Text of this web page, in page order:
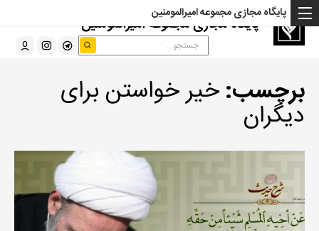
پایگاه مجازی مجموعه امیرالمومنین
پایگاه مجازی مجموعه امیرالمومنین
برچسب:خیر خواستن برای
دیگران